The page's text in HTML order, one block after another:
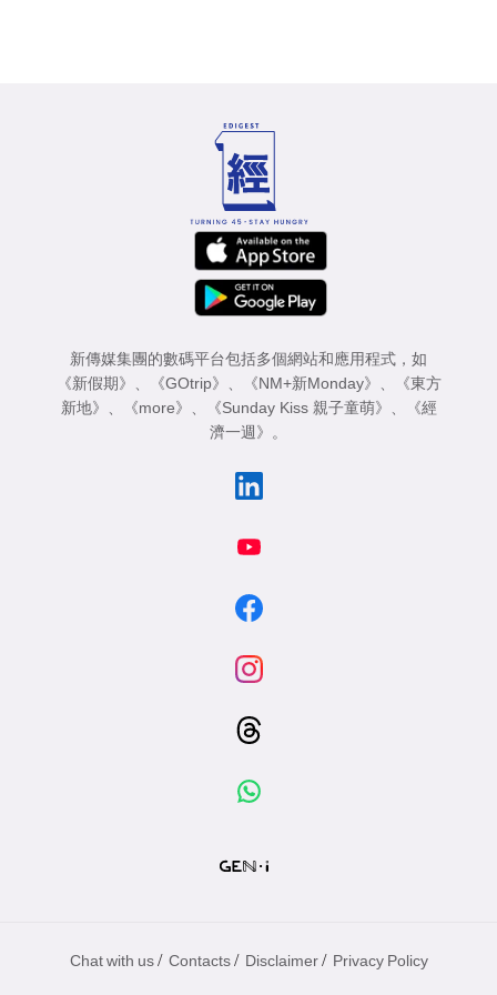
新傳媒集團的數碼平台包括多個網站和應用程式，如
《新假期》
《GOtrip》 《NM+新Monday》
《東方
新地》
《more》 《Sunday Kiss 親子童萌》
《經
濟一週》
。
Chat with us / Contacts / Disclaimer / Privacy Policy